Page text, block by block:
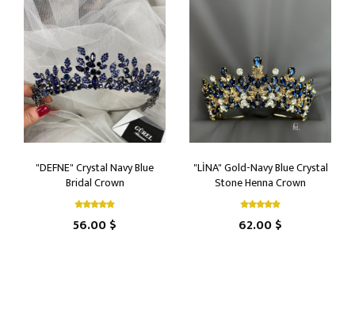
"DEFNE" Crystal Navy Blue
Bridal Crown
56.00 $
"LİNA" Gold-Navy Blue Crystal
Stone Henna Crown
62.00 $